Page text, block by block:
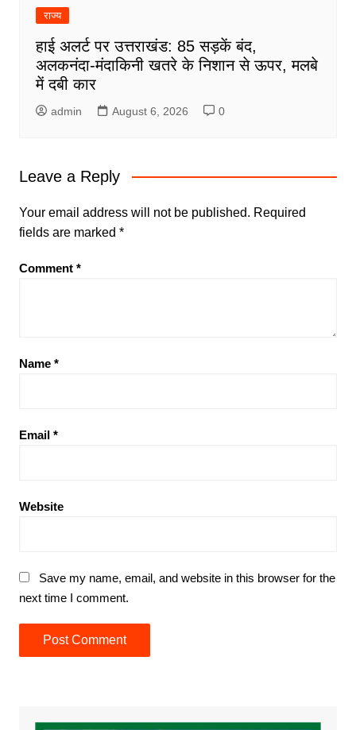
राज्य
हाई अलर्ट पर उत्तराखंड: 85 सड़कें बंद,
अलकनंदा-मंदाकिनी खतरे के निशान से ऊपर, मलबे
में दबी कार
admin August 6, 2026 0
Leave a Reply
Your email address will not be published. Required
fields are marked *
Comment *
Name *
Email *
Website
Save my name, email, and website in this browser for the
next time I comment.